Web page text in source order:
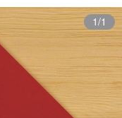
1/1